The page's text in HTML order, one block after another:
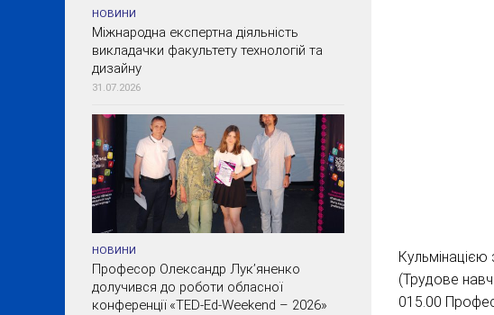
(Трудове
015.00
НОВИНИ
Міжнародна експертна діяльність
викладачки факультету технологій та
дизайну
31.07.2026
НОВИНИ
Професор Олександр Лук’яненко
долучився до роботи обласної
конференції «TED-Ed-Weekend – 2026»